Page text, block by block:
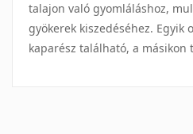
talajon való gyomláláshoz,
gyökerek kiszedéséhez. Egyik
kaparész található, a másikon